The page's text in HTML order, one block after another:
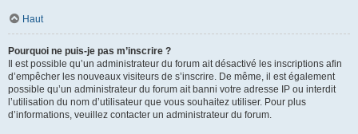
Haut
Pourquoi ne puis-je pas m’inscrire ?
Il est possible qu’un administrateur du forum ait désactivé les inscriptions afin
d’empêcher les nouveaux visiteurs de s’inscrire. De même, il est également
possible qu’un administrateur du forum ait banni votre adresse IP ou interdit
l’utilisation du nom d’utilisateur que vous souhaitez utiliser. Pour plus
d’informations, veuillez contacter un administrateur du forum.